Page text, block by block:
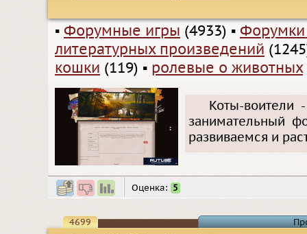
▪ Форумные игры (4933) ▪
литературных произведений
кошки (119) ▪ ролевые о животных
Коты-воители
занимательный
развиваемся и
Оценка: 5
4699